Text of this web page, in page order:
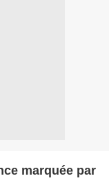
marquée par